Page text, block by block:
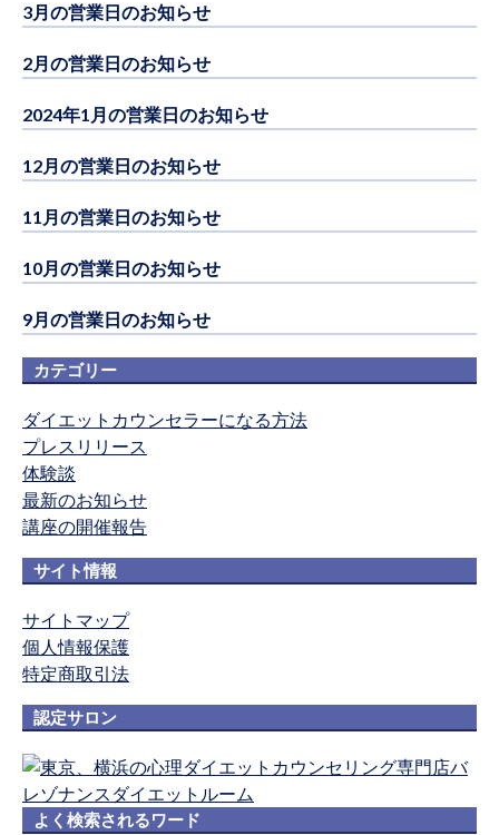
3月の営業日のお知らせ
2月の営業日のお知らせ
2024年1月の営業日のお知らせ
12月の営業日のお知らせ
11月の営業日のお知らせ
10月の営業日のお知らせ
9月の営業日のお知らせ
カテゴリー
ダイエットカウンセラーになる方法
プレスリリース
体験談
最新のお知らせ
講座の開催報告
サイト情報
サイトマップ
個人情報保護
特定商取引法
認定サロン
よく検索されるワード